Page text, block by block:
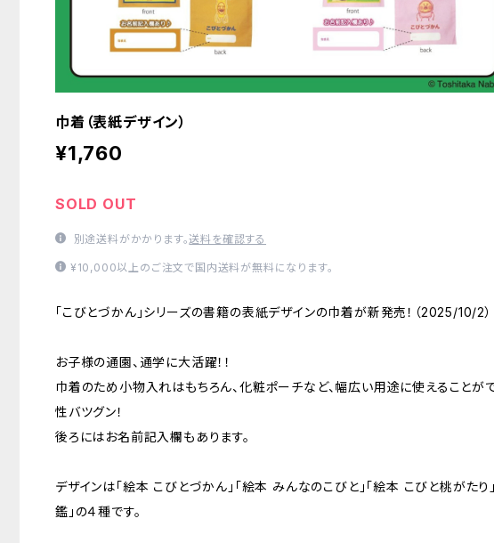
巾着（表紙デザイン）
¥1,760
SOLD OUT
別途送料がかかります。送料を確認する
¥10,000以上のご注文で国内送料が無料になります。
「こびとづかん」シリーズの書籍の表紙デザインの巾着が新発売！（2025/10/2）
お子様の通園、通学に大活躍！！
巾着のため小物入れはもちろん、化粧ポーチなど、幅広い用途に使えることが
性バツグン！
後ろにはお名前記入欄もあります。
デザインは「絵本 こびとづかん」「絵本 みんなのこびと」「絵本 こびと桃がたり
鑑」の４種です。